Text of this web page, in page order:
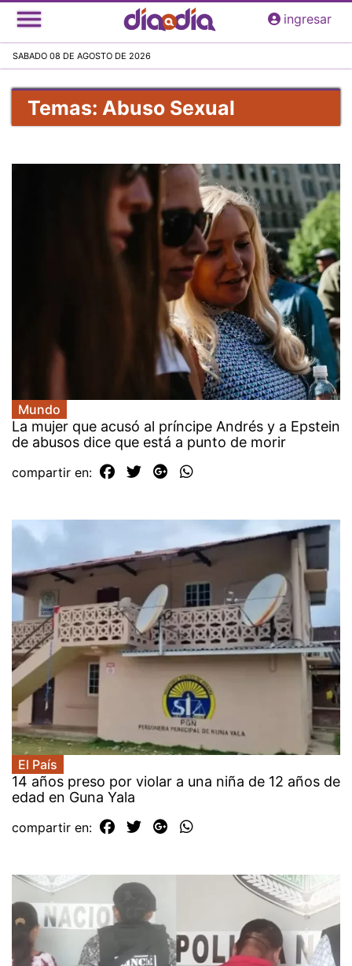
Pasar
al
principal
ingresar
SABADO 08 DE AGOSTO DE 2026
Temas: Abuso Sexual
Mundo
La mujer que acusó al príncipe Andrés y a Epstein
de abusos dice que está a punto de morir
compartir en:
El País
14 años preso por violar a una niña de 12 años de
edad en Guna Yala
compartir en: